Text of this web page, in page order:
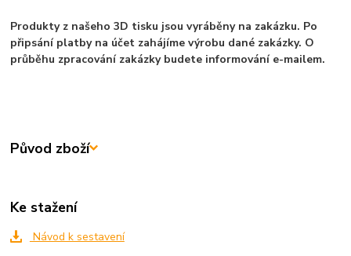
Produkty z našeho 3D tisku jsou vyráběny na zakázku. Po
připsání platby na účet zahájíme výrobu dané zakázky. O
průběhu zpracování zakázky budete informování e-mailem.
Původ zboží
Ke stažení
Návod k sestavení